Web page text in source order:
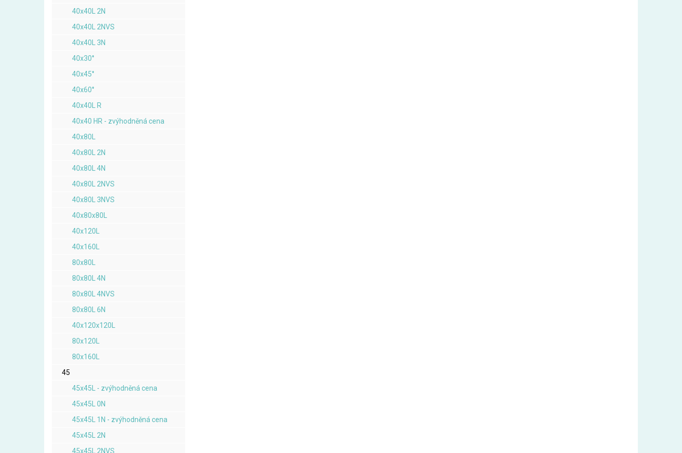
40x40L 2N
40x40L 2NVS
40x40L 3N
40x30°
40x45°
40x60°
40x40L R
40x40 HR - zvýhodněná cena
40x80L
40x80L 2N
40x80L 4N
40x80L 2NVS
40x80L 3NVS
40x80x80L
40x120L
40x160L
80x80L
80x80L 4N
80x80L 4NVS
80x80L 6N
40x120x120L
80x120L
80x160L
45
45x45L - zvýhodněná cena
45x45L 0N
45x45L 1N - zvýhodněná cena
45x45L 2N
45x45L 2NVS